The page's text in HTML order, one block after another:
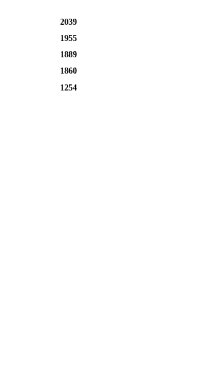
2039
1955
1889
1860
1254